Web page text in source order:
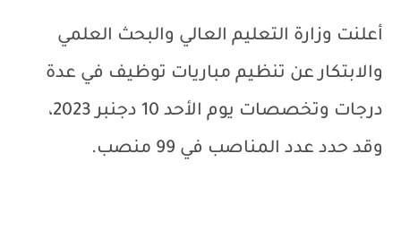
أعلنت وزارة التعليم العالي والبحث العلمي
والابتكار عن تنظيم مباريات توظيف في عدة
درجات وتخصصات يوم الأحد 10 دجنبر 2023،
وقد حدد عدد المناصب في 99 منصب.